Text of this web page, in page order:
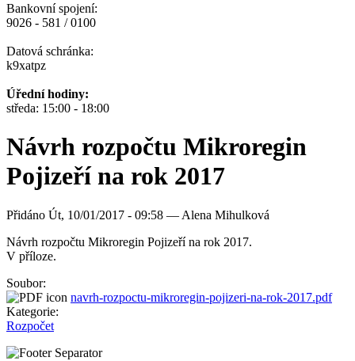
Bankovní spojení:
9026 - 581 / 0100
Datová schránka:
k9xatpz
Úřední hodiny:
středa: 15:00 - 18:00
Návrh rozpočtu Mikroregin
Pojizeří na rok 2017
Přidáno Út, 10/01/2017 - 09:58 — Alena Mihulková
Návrh rozpočtu Mikroregin Pojizeří na rok 2017.
V příloze.
Soubor:
navrh-rozpoctu-mikroregin-pojizeri-na-rok-2017.pdf
Kategorie:
Rozpočet